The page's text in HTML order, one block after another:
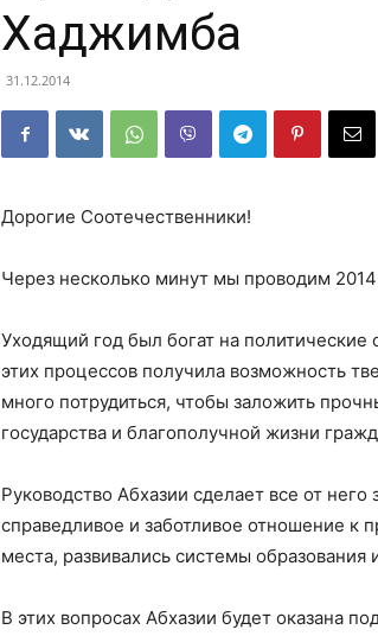
Хаджимба
31.12.2014
Дорогие Соотечественники!
Через несколько минут мы проводим
Уходящий год был богат на политические
этих процессов получила возможность
много потрудиться, чтобы заложить
государства и благополучной жизни
Руководство Абхазии сделает все от
справедливое и заботливое отношение
места, развивались системы образования
В этих вопросах Абхазии будет оказана